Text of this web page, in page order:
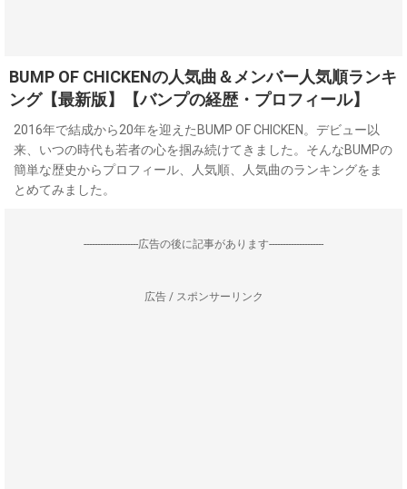
BUMP OF CHICKENの人気曲＆メンバー人気順ランキ
ング【最新版】【バンプの経歴・プロフィール】
2016年で結成から20年を迎えたBUMP OF CHICKEN。デビュー以
来、いつの時代も若者の心を掴み続けてきました。そんなBUMPの
簡単な歴史からプロフィール、人気順、人気曲のランキングをま
とめてみました。
--------------------広告の後に記事があります--------------------
広告 / スポンサーリンク